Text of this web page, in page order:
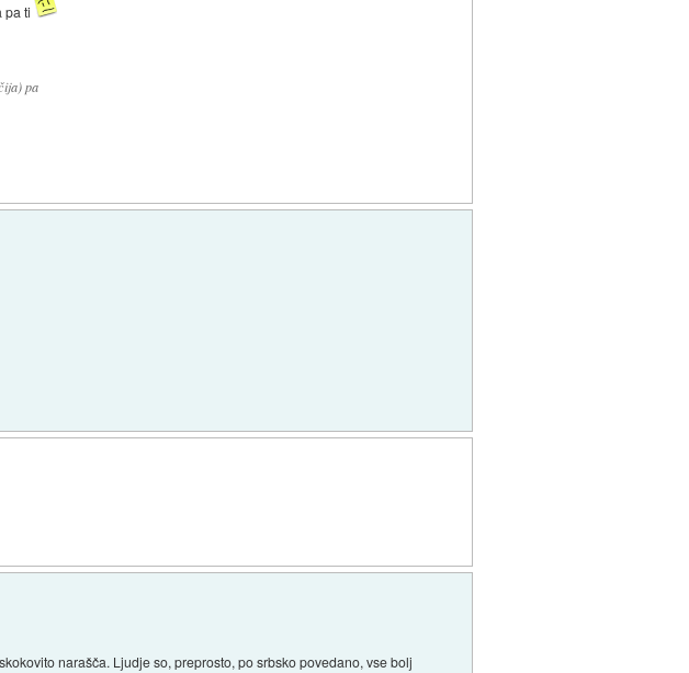
pa ti
pa
narašča. Ljudje so, preprosto, po srbsko povedano, vse bolj